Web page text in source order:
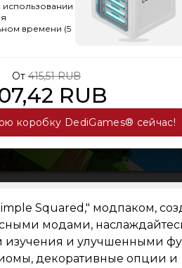
использовании
времени (5
От 415,51 RUB
RUB
коробку DediGames® сейчас!
Squared," модпаком,
модами,
и улучшенными
декоративные опции и